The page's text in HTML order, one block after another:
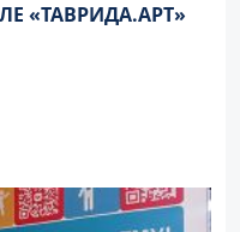
«ТАВРИДА.АРТ»